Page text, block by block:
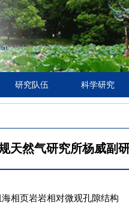
研究队伍 科学研究
天然气研究所杨威副
相页岩岩相对微观孔隙结构